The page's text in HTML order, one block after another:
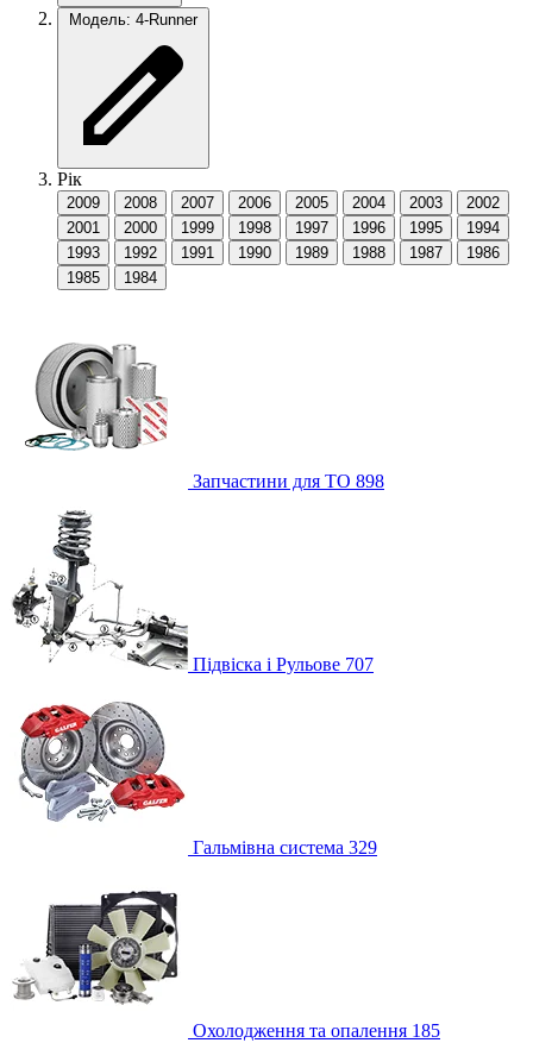
Модель: 4-Runner
Рік
2009 2008 2007 2006 2005 2004 2003
2002
2001
2000 1999 1998 1997 1996 1995
1994
1993
1992 1991 1990 1989 1988 1987
1986
1985
1984
Запчастини для ТО 898
Підвіска і Рульове 707
Гальмівна система 329
Охолодження та опалення 185